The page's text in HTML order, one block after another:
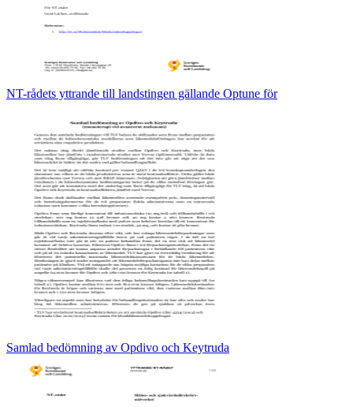
NT-rådets yttrande till landstingen gällande Optune för
Samlad bedömning av Opdivo och Keytruda